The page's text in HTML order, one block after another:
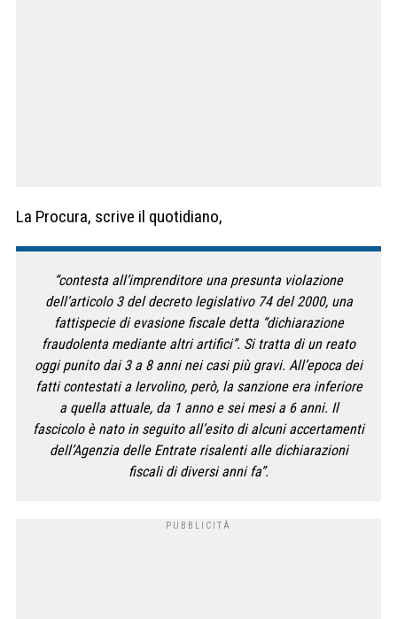
La Procura, scrive il quotidiano,
“contesta all’imprenditore una presunta violazione
dell’articolo 3 del decreto legislativo 74 del 2000, una
fattispecie di evasione fiscale detta “dichiarazione
fraudolenta mediante altri artifici”. Si tratta di un reato
oggi punito dai 3 a 8 anni nei casi più gravi. All’epoca dei
fatti contestati a Iervolino, però, la sanzione era inferiore
a quella attuale, da 1 anno e sei mesi a 6 anni. Il
fascicolo è nato in seguito all’esito di alcuni accertamenti
dell’Agenzia delle Entrate risalenti alle dichiarazioni
fiscali di diversi anni fa”.